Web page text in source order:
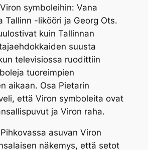
symboleihin: Vana
Tallinn -likööri ja Georg Ots.
kuin Tallinnan
suusta
televisiossa ruodittiin
tuoreimpien
aikaan. Osa Pietarin
että Viron symboleita ovat
ja Viron raha.
asuvan Viron
näkemys, että setot